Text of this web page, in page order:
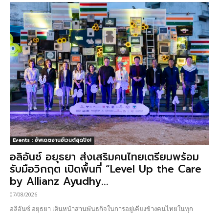
Events : อัพเดตงานอีเวนต์สุดปัง!
อลิอันซ์ อยุธยา ส่งเสริมคนไทยเตรียมพร้อม
รับมือวิกฤต เปิดพื้นที่ “Level Up the Care
by Allianz Ayudhy...
07/08/2026
อลิอันซ์ อยุธยา เดินหน้าสานพันธกิจในการอยู่เคียงข้างคนไทยในทุก